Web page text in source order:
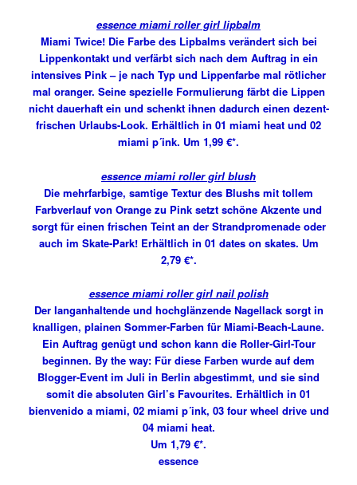
essence miami roller girl lipbalm
Miami Twice! Die Farbe des Lipbalms verändert sich bei
Lippenkontakt und verfärbt sich nach dem Auftrag in ein
intensives Pink – je nach Typ und Lippenfarbe mal rötlicher
mal oranger. Seine spezielle Formulierung färbt die Lippen
nicht dauerhaft ein und schenkt ihnen dadurch einen dezent-
frischen Urlaubs-Look. Erhältlich in 01 miami heat und 02
miami p´ink. Um 1,99 €*.
essence miami roller girl blush
Die mehrfarbige, samtige Textur des Blushs mit tollem
Farbverlauf von Orange zu Pink setzt schöne Akzente und
sorgt für einen frischen Teint an der Strandpromenade oder
auch im Skate-Park! Erhältlich in 01 dates on skates. Um
2,79 €*.
essence miami roller girl nail polish
Der langanhaltende und hochglänzende Nagellack sorgt in
knalligen, plainen Sommer-Farben für Miami-Beach-Laune.
Ein Auftrag genügt und schon kann die Roller-Girl-Tour
beginnen. By the way: Für diese Farben wurde auf dem
Blogger-Event im Juli in Berlin abgestimmt, und sie sind
somit die absoluten Girl’s Favourites. Erhältlich in 01
bienvenido a miami, 02 miami p´ink, 03 four wheel drive und
04 miami heat.
Um 1,79 €*.
essence